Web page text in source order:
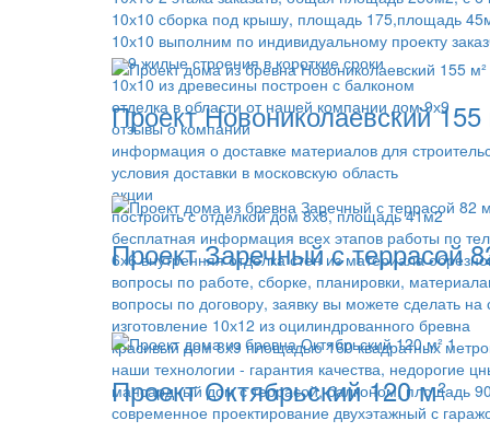
10х10 сборка под крышу, площадь 175,площадь
10х10 выполним по индивидуальному проекту
7х9 жилые строения в короткие сроки
10х10 из древесины построен с балконом
отделка в области от нашей компании дом 9х9
отзывы о компании
информация о доставке материалов для
условия доставки в московскую область
акции
построить с отделкой дом 8х8, площадь 41м2
бесплатная информация всех этапов работы по
6х6 внутренняя отделка стен из материала
вопросы по работе, сборке, планировки,
вопросы по договору, заявку вы можете сделать на
изготовление 10х12 из оцилиндрованного бревна
красивый дом 8х9 площадью 160 квадратных
наши технологии - гарантия качества, недорогие
мансардный дом с террасой, балконом, площадь
современное проектирование двухэтажный с
Проект Новониколаевский 155
Проект Заречный с террасой
Проект Октябрьский 120 м²